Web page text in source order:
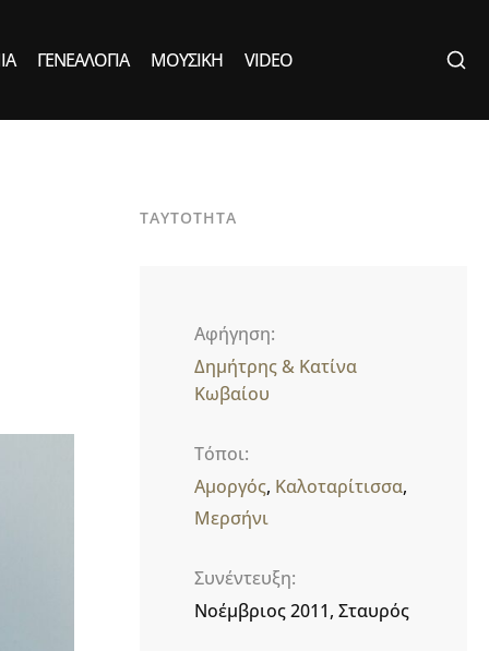
ΓΕΝΕΑΛΟΓΊΑ ΜΟΥΣΙΚΉ VIDEO
ΤΑΥΤΟΤΗΤΑ
Αφήγηση
Δημήτρης & Κατίνα
Κωβαίου
Τόποι
Αμοργός Καλοταρίτισσα
Μερσήνι
Συνέντευξη
Νοέμβριος 2011, Σταυρός